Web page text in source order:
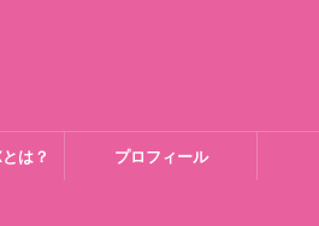
は？ プロフィール